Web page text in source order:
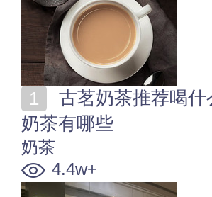
奶茶有哪些
奶茶
4.4w+